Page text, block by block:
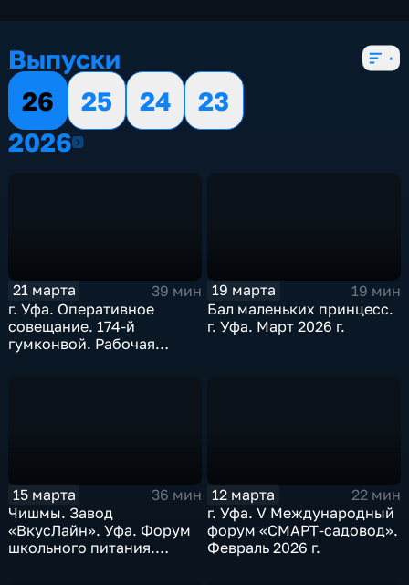
Выпуски
26
25 24
23
20262026
21 марта
39 мин
г. Уфа. Оперативное
совещание. 174-й
гумконвой. Рабочая
19 марта
19 мин
Бал маленьких принцесс.
г. Уфа. Март 2026 г.
15 марта
36 мин
Чишмы. Завод
«ВкусЛайн». Уфа. Форум
школьного питания.
12 марта
22 мин
г. Уфа. V Международный
форум «СМАРТ-садовод».
Февраль 2026 г.